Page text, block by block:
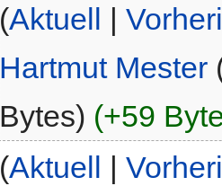
(Aktuell |
Hartmut Mester
Bytes) (+59
(Aktuell |